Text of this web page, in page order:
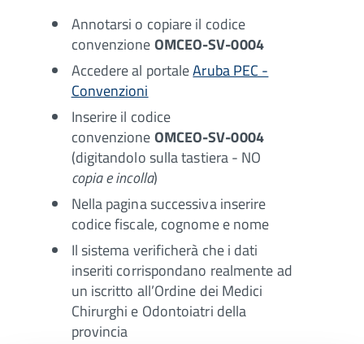
Annotarsi o copiare il codice
convenzioneOMCEO-SV-0004
Accedere al portaleAruba PEC -
Convenzioni
Inserire il codice
convenzioneOMCEO-SV-0004
(digitandolo sulla tastiera - NO
copia e incolla)
Nella pagina successiva inserire
codice fiscale, cognome e nome
Il sistema verificherà che i dati
inseriti corrispondano realmente ad
un iscritto all’Ordine dei Medici
Chirurghi e Odontoiatri della
provincia